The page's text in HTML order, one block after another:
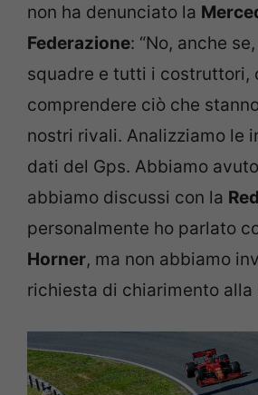
non ha denunciato la
Federazione: “No, anche
squadre e tutti i costruttori,
comprendere ciò che
nostri rivali. Analizziamo le
dati del Gps. Abbiamo
abbiamo discussi con la
personalmente ho parlato
Horner, ma non abbiamo
richiesta di chiarimento alla